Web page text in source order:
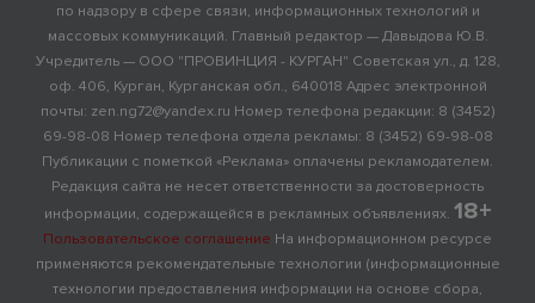
по надзору в сфере связи, информационных технологий и
массовых коммуникаций. Главный редактор — Давыдова Ю.В.
Учредитель — ООО "ПРОВИНЦИЯ - КУРГАН" Советская ул., д. 128,
оф. 406, Курган, Курганская обл., 640018 Адрес электронной
почты: zen.ng72@yandex.ru Номер телефона редакции: 8 (3452)
69-98-08 Номер телефона отдела рекламы: 8 (3452) 69-98-08
Публикации с пометкой «Реклама» оплачены рекламодателем.
Редакция сайта не несет ответственности за достоверность
информации, содержащейся в рекламных объявлениях. 18+
Пользовательское соглашение На информационном ресурсе
применяются рекомендательные технологии (информационные
технологии предоставления информации на основе сбора,